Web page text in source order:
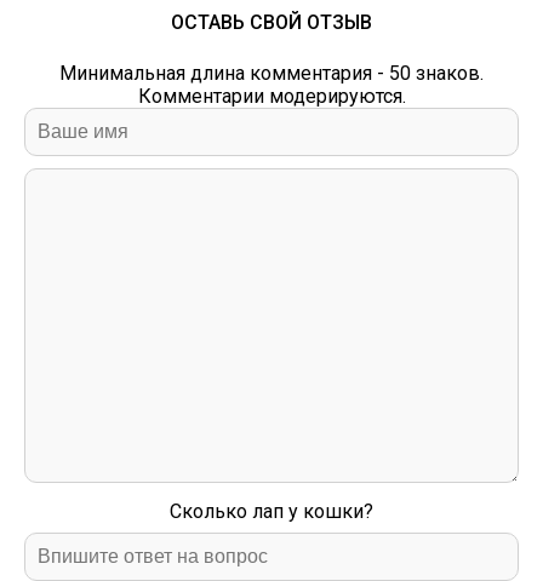
ОСТАВЬ СВОЙ ОТЗЫВ
Минимальная длина комментария - 50 знаков.
Комментарии модерируются.
Сколько лап у кошки?